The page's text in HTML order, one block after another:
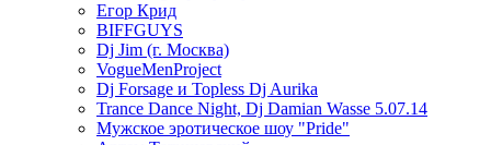
Егор Крид
BIFFGUYS
Dj Jim (г. Москва)
VogueMenProject
Dj Forsage и Topless Dj Aurika
Trance Dance Night, Dj Damian Wasse 5.07.14
Мужское эротическое шоу "Pride"